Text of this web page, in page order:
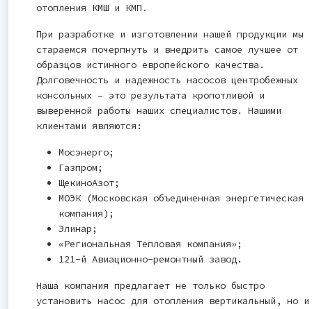
отопления КМШ и КМП.
При разработке и изготовлении нашей продукции мы
стараемся почерпнуть и внедрить самое лучшее от
образцов истинного европейского качества.
Долговечность и надежность насосов центробежных
консольных – это результата кропотливой и
выверенной работы наших специалистов. Нашими
клиентами являются:
Мосэнерго;
Газпром;
ЩекиноАзот;
МОЭК (Московская объединенная энергетическая
компания);
Элинар;
«Региональная Тепловая компания»;
121-й Авиационно-ремонтный завод.
Наша компания предлагает не только быстро
установить насос для отопления вертикальный, но и